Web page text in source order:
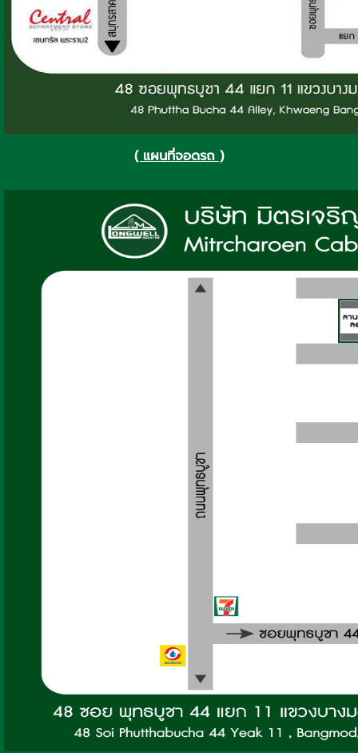
( แผนที่จอดรถ )